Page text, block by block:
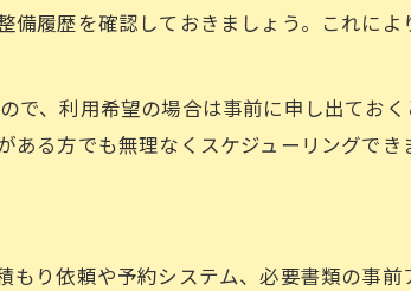
履歴を確認しておきましょう。これによ
で、利用希望の場合は事前に申し出ておく
る方でも無理なくスケジューリングでき
り依頼や予約システム、必要書類の事前